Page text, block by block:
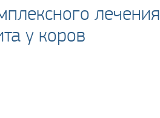
у коров